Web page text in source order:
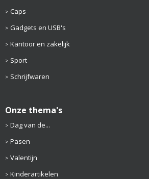
Caps
Gadgets en USB's
Kantoor en zakelijk
Sport
Schrijfwaren
Onze thema's
Dag van de...
Pasen
Valentijn
Kinderartikelen